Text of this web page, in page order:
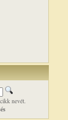
nevét.